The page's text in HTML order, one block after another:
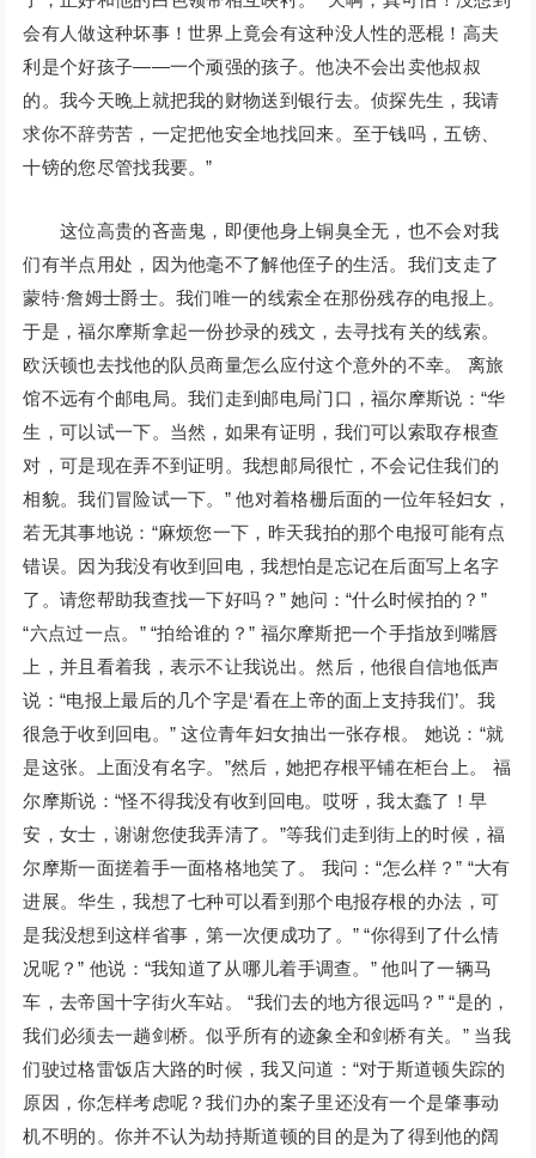
会有人做这种坏事！世界上竟会有这种没人性的恶棍！高夫
利是个好孩子——一个顽强的孩子。他决不会出卖他叔叔
的。我今天晚上就把我的财物送到银行去。侦探先生，我请
求你不辞劳苦，一定把他安全地找回来。至于钱吗，五镑、
十镑的您尽管找我要。”
这位高贵的吝啬鬼，即便他身上铜臭全无，也不会对我
们有半点用处，因为他毫不了解他侄子的生活。我们支走了
蒙特·詹姆士爵士。我们唯一的线索全在那份残存的电报上。
于是，福尔摩斯拿起一份抄录的残文，去寻找有关的线索。
欧沃顿也去找他的队员商量怎么应付这个意外的不幸。 离旅
馆不远有个邮电局。我们走到邮电局门口，福尔摩斯说：“华
生，可以试一下。当然，如果有证明，我们可以索取存根查
对，可是现在弄不到证明。我想邮局很忙，不会记住我们的
相貌。我们冒险试一下。” 他对着格栅后面的一位年轻妇女，
若无其事地说：“麻烦您一下，昨天我拍的那个电报可能有点
错误。因为我没有收到回电，我想怕是忘记在后面写上名字
了。请您帮助我查找一下好吗？” 她问：“什么时候拍的？”
“六点过一点。” “拍给谁的？” 福尔摩斯把一个手指放到嘴唇
上，并且看着我，表示不让我说出。然后，他很自信地低声
说：“电报上最后的几个字是‘看在上帝的面上支持我们’。我
很急于收到回电。” 这位青年妇女抽出一张存根。 她说：“就
是这张。上面没有名字。”然后，她把存根平铺在柜台上。 福
尔摩斯说：“怪不得我没有收到回电。哎呀，我太蠢了！早
安，女士，谢谢您使我弄清了。”等我们走到街上的时候，福
尔摩斯一面搓着手一面格格地笑了。 我问：“怎么样？” “大有
进展。华生，我想了七种可以看到那个电报存根的办法，可
是我没想到这样省事，第一次便成功了。” “你得到了什么情
况呢？” 他说：“我知道了从哪儿着手调查。” 他叫了一辆马
车，去帝国十字街火车站。 “我们去的地方很远吗？” “是的，
我们必须去一趟剑桥。似乎所有的迹象全和剑桥有关。” 当我
们驶过格雷饭店大路的时候，我又问道：“对于斯道顿失踪的
原因，你怎样考虑呢？我们办的案子里还没有一个是肇事动
机不明的。你并不认为劫持斯道顿的目的是为了得到他的阔